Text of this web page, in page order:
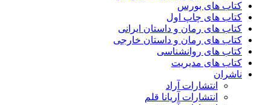
کتاب های بورس
کتاب های چاپ اول
کتاب های رمان و داستان ایرانی
کتاب های رمان و داستان خارجی
کتاب های روانشناسی
کتاب های مدیریت
ناشران
انتشارات آراد
انتشارات آریانا قلم